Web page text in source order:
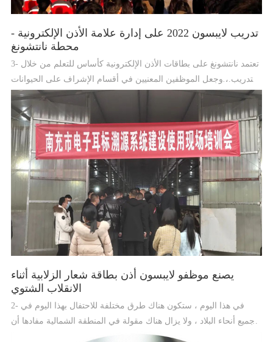
تدريب لايبسون 2022 على إدارة علامة الأذن الإلكترونية -
محطة نانتشونغ
3- تعتمد نانتشونغ على بطاقات الأذن الإلكترونية كأساس للتعلم من خلال
التدريب ، وجعل الموظفين المعنيين في أقسام الإشراف على الحيوانات
وفنيي المزارع يتقنون علامات الأذن الإلكترونية ، ومعدات القراءة ،
وتقارير البيانات وغيرها من علامات الأذن الإلكترونية ووظائف تشغيل
البرامج ؛ تم التطرق إلى أهمية وسم الأذن الإلكترونية في عملية إقرار
الحجر الصحي للحيوان والإشراف والتفتيش على تقاطع الطرق السريعة
وإدارة الذبح.
يصنع موظفو لايبسون أذن بطاقة شعار الزلابية أثناء
الانقلاب الشتوي
2- في هذا اليوم ، ستكون هناك طرق مختلفة للاحتفال بهذا اليوم في
جميع أنحاء البلاد ، ولا يزال هناك مقولة في المنطقة الشمالية مفادها أن
تناول الزلابية من الانقلاب الشتوي لا يجمد الناس.